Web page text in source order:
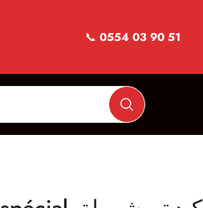
📞 0554 03 90 51